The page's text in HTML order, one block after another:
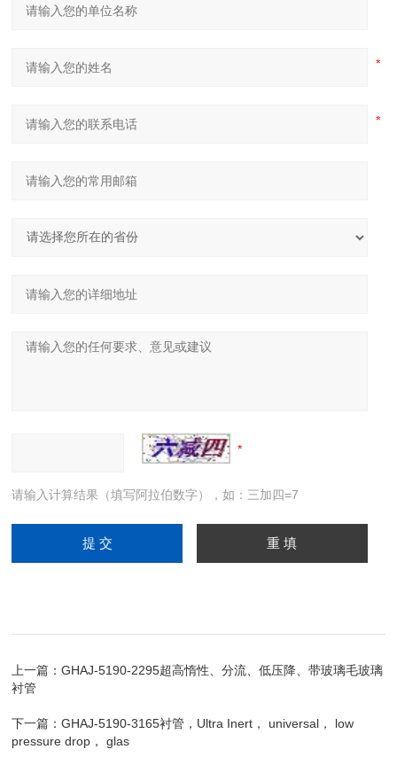
请输入计算结果（填写阿拉伯数字），如：三加四=7
上一篇：GHAJ-5190-2295超高惰性、分流、低压降、带玻璃毛玻璃
衬管
下一篇：GHAJ-5190-3165衬管，Ultra Inert， universal， low
pressure drop， glas